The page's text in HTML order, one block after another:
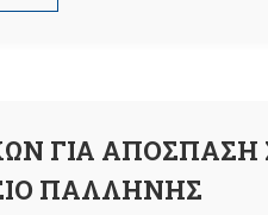
ΓΙΑ ΑΠΟΣΠΑΣΗ
ΠΑΛΛΗΝΗΣ